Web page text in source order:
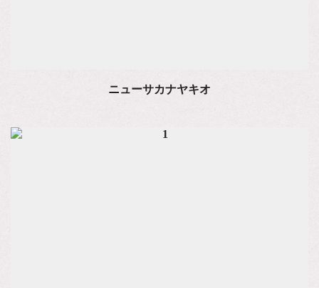
ニューサカナヤキオ